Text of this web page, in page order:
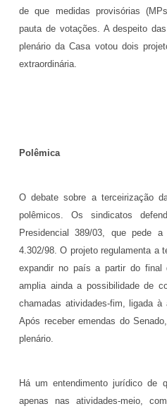
de que medidas provisórias
pauta de votações. A despeito
plenário da Casa votou dois
extraordinária.
Polêmica
O debate sobre a terceirização
polêmicos. Os sindicatos
Presidencial 389/03, que pede
4.302/98. O projeto regulamenta a
expandir no país a partir do final
amplia ainda a possibilidade de
chamadas atividades-fim, ligada à
Após receber emendas do
plenário.
Há um entendimento jurídico de
apenas nas atividades-meio,